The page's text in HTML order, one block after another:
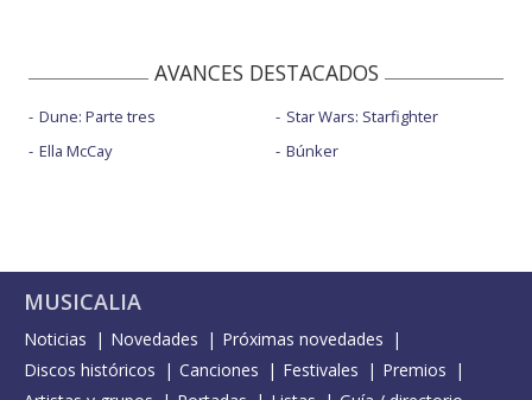
AVANCES DESTACADOS
Dune: Parte tres
Ella McCay
Star Wars: Starfighter
Búnker
MUSICALIA
Noticias Novedades
Próximas novedades
Discos históricos
Canciones Festivales
Premios